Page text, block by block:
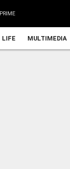
LIFE MULTIMEDIA